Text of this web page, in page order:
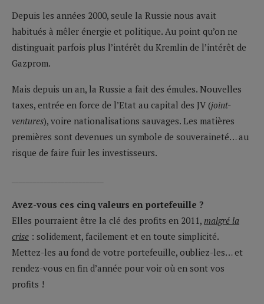
Depuis les années 2000, seule la Russie nous avait
habitués à mêler énergie et politique. Au point qu’on ne
distinguait parfois plus l’intérêt du Kremlin de l’intérêt de
Gazprom.
Mais depuis un an, la Russie a fait des émules. Nouvelles
taxes, entrée en force de l’Etat au capital des JV (joint-
ventures), voire nationalisations sauvages. Les matières
premières sont devenues un symbole de souveraineté… au
risque de faire fuir les investisseurs.
Avez-vous ces cinq valeurs en portefeuille ?
Elles pourraient être la clé des profits en 2011, malgré la
crise : solidement, facilement et en toute simplicité.
Mettez-les au fond de votre portefeuille, oubliez-les… et
rendez-vous en fin d’année pour voir où en sont vos
profits !